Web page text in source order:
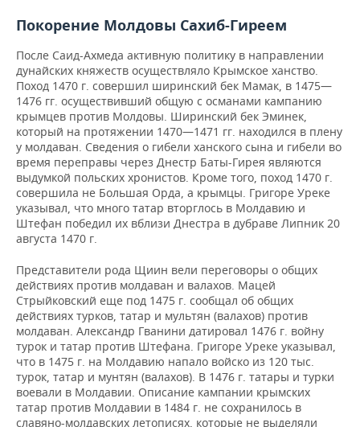
Покорение Молдовы Сахиб-Гиреем
После Саид-Ахмеда активную политику в направлении
дунайских княжеств осуществляло Крымское ханство.
Поход 1470 г. совершил ширинский бек Мамак, в 1475—
1476 гг. осуществивший общую с османами кампанию
крымцев против Молдовы. Ширинский бек Эминек,
который на протяжении 1470—1471 гг. находился в плену
у молдаван. Сведения о гибели ханского сына и гибели во
время переправы через Днестр Баты-Гирея являются
выдумкой польских хронистов. Кроме того, поход 1470 г.
совершила не Большая Орда, а крымцы. Григоре Уреке
указывал, что много татар вторглось в Молдавию и
Штефан победил их вблизи Днестра в дубраве Липник 20
августа 1470 г.
Представители рода Щиин вели переговоры о общих
действиях против молдаван и валахов. Мацей
Стрыйковский еще под 1475 г. сообщал об общих
действиях турков, татар и мультян (валахов) против
молдаван. Александр Гванини датировал 1476 г. войну
турок и татар против Штефана. Григоре Уреке указывал,
что в 1475 г. на Молдавию напало войско из 120 тыс.
турок, татар и мунтян (валахов). В 1476 г. татары и турки
воевали в Молдавии. Описание кампании крымских
татар против Молдавии в 1484 г. не сохранилось в
славяно-молдавских летописях, которые не выделяли